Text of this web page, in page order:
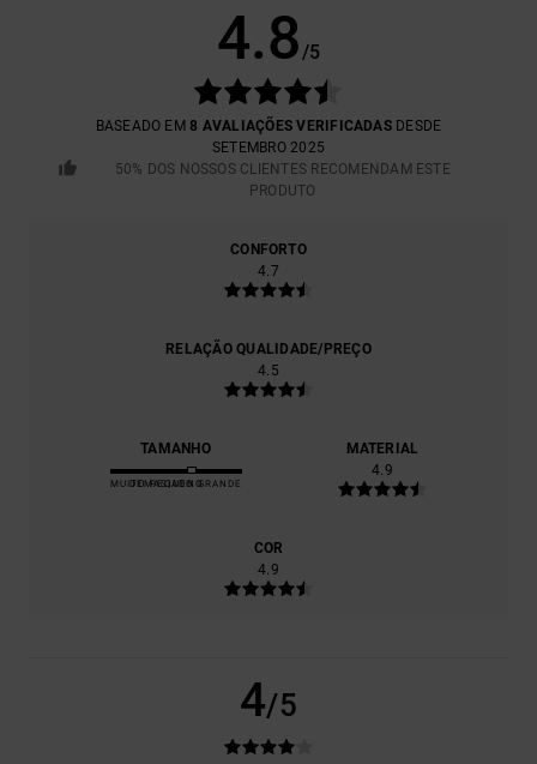
4.8/5
BASEADO EM8 AVALIAÇÕES VERIFICADASDESDE
SETEMBRO 2025
50% DOS NOSSOS CLIENTES RECOMENDAM ESTE
PRODUTO
CONFORTO
4.7
RELAÇÃO QUALIDADE/PREÇO
4.5
TAMANHO
MUITO PEQUENO
DEMASIADO GRANDE
MATERIAL
4.9
COR
4.9
4/5